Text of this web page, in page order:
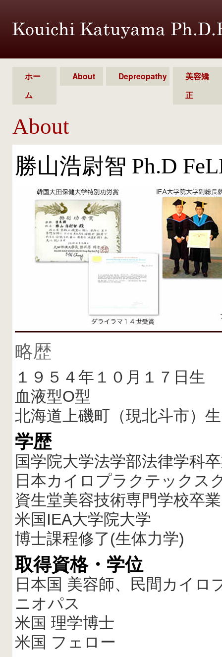
ホー
ム
About Depreopathy
美容矯
正
About
勝山浩尉智 Ph.D
略歴
１９５４年１０月１７日生
血液型O型
北海道上磯町（現北斗市）
学歴
国学院大学法学部法律学科
日本カイロプラクテックス
資生堂美容技術専門学校卒業
米国IEA大学院大学
博士課程修了(生体力学)
取得資格・学位
日本国 美容師、民間カイ
ニオパス
米国 理学博士
米国 フェロー